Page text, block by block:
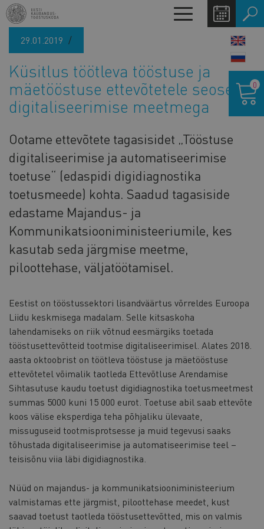
Liigu
edasi
põhisisu
Toggle
navigation
29.01.2019
Küsitlus töötleva tööstuse ja
mäetööstuse ettevõtetele seoses
digitaliseerimise meetmega
Ootame ettevõtete tagasisidet „Tööstuse
digitaliseerimise ja automatiseerimise
toetuse“ (edaspidi digidiagnostika
toetusmeede) kohta. Saadud tagasiside
edastame Majandus- ja
Kommunikatsiooniministeeriumile, kes
kasutab seda järgmise meetme,
piloottehase, väljatöötamisel.
Eestist on tööstussektori lisandväärtus võrreldes Euroopa
Liidu keskmisega madalam. Selle kitsaskoha
lahendamiseks on riik võtnud eesmärgiks toetada
tööstusettevõtteid tootmise digitaliseerimisel. Alates 2018.
aasta oktoobrist on töötleva tööstuse ja mäetööstuse
ettevõtetel võimalik taotleda Ettevõtluse Arendamise
Sihtasutuse kaudu toetust digidiagnostika toetusmeetmest
summas 5000 kuni 15 000 eurot. Toetuse abil saab ettevõte
koos välise eksperdiga teha põhjaliku ülevaate,
missuguseid tootmisprotsesse ja muid tegevusi saaks
tõhustada digitaliseerimise ja automatiseerimise teel –
teisisõnu viia läbi digidiagnostika.
Nüüd on majandus- ja kommunikatsiooniministeerium
valmistamas ette järgmist, piloottehase meedet, kust
saavad toetust taotleda tööstusettevõtted, mis on valmis
0